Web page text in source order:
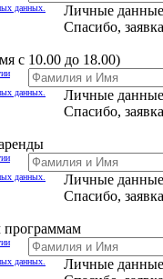
данных. Личные данные
Спасибо,
с 10.00 до 18.00)
данных. Личные данные
Спасибо,
данных. Личные данные
Спасибо,
программам
данных. Личные данные